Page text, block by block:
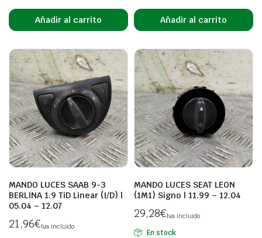
Añadir al carrito Añadir al carrito
MANDO LUCES SAAB 9-3
BERLINA 1.9 TiD Linear (I/D) |
05.04 – 12.07
21,96€Iva incluido
MANDO LUCES SEAT LEON
(1M1) Signo | 11.99 – 12.04
29,28€Iva incluido
En stock